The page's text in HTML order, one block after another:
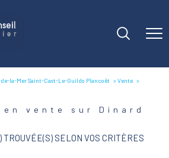
la-Mer Saint-Cast-Le-Guildo Plancoët
Vente
en vente sur Dinard
TROUVÉE(S) SELON VOS CRITÈRES